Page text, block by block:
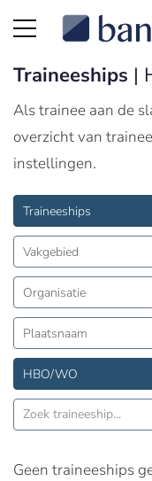
Traineeships |
Als trainee aan de
overzicht van
instellingen.
Traineeships
Vakgebied
Organisatie
Plaatsnaam
HBO/WO
Geen traineeships